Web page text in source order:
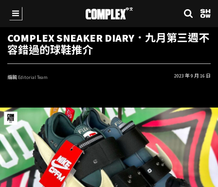
COMPLEX SNEAKER DIARY．九月第三週不
容錯過的球鞋推介
編輯 Editorial Team 2023 年 9 月 16 日